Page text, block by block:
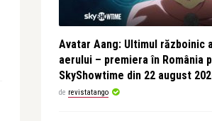
Avatar Aang: Ultimul războinic
aerului – premiera în România
SkyShowtime din 22 august
de revistatango